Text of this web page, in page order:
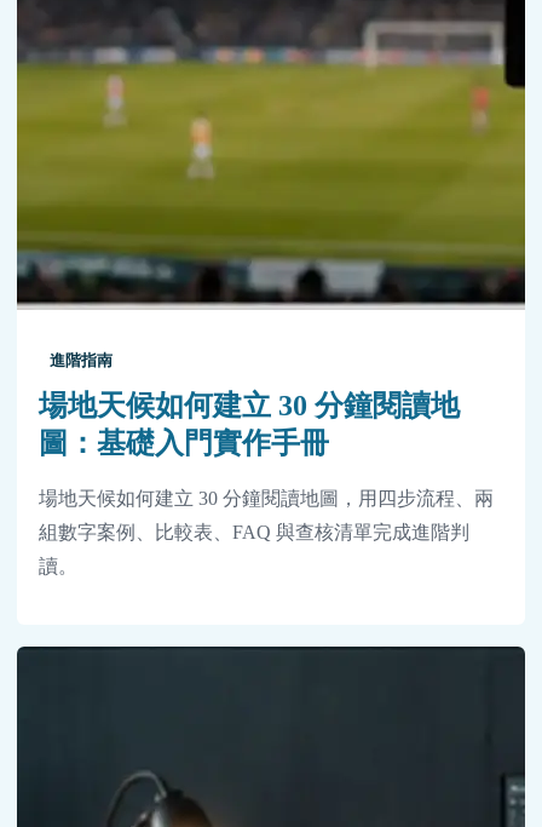
進階指南
場地天候如何建立 30 分鐘閱讀地
圖：基礎入門實作手冊
場地天候如何建立 30 分鐘閱讀地圖，用四步流程、兩
組數字案例、比較表、FAQ 與查核清單完成進階判
讀。